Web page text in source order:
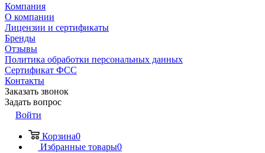
Компания
О компании
Лицензии и сертификаты
Бренды
Отзывы
Политика обработки персональных данных
Сертификат ФСС
Контакты
Заказать звонок
Задать вопрос
Войти
Корзина0
Избранные товары0